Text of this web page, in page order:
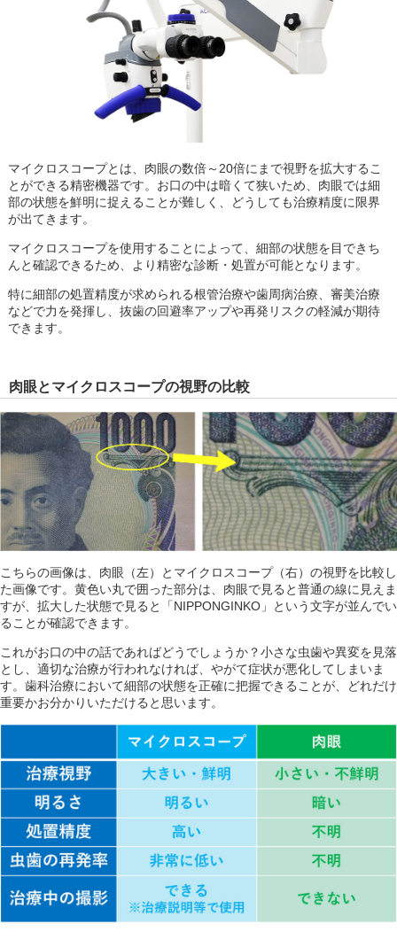
マイクロスコープとは、肉眼の数倍～20倍にまで視野を拡大するこ
とができる精密機器です。お口の中は暗くて狭いため、肉眼では細
部の状態を鮮明に捉えることが難しく、どうしても治療精度に限界
が出てきます。
マイクロスコープを使用することによって、細部の状態を目できち
んと確認できるため、より精密な診断・処置が可能となります。
特に細部の処置精度が求められる根管治療や歯周病治療、審美治療
などで力を発揮し、抜歯の回避率アップや再発リスクの軽減が期待
できます。
肉眼とマイクロスコープの視野の比較
こちらの画像は、肉眼（左）とマイクロスコープ（右）の視野を比較し
た画像です。黄色い丸で囲った部分は、肉眼で見ると普通の線に見えま
すが、拡大した状態で見ると「NIPPONGINKO」という文字が並んでい
ることが確認できます。
これがお口の中の話であればどうでしょうか？小さな虫歯や異変を見落
とし、適切な治療が行われなければ、やがて症状が悪化してしまいま
す。歯科治療において細部の状態を正確に把握できることが、どれだけ
重要かお分かりいただけると思います。